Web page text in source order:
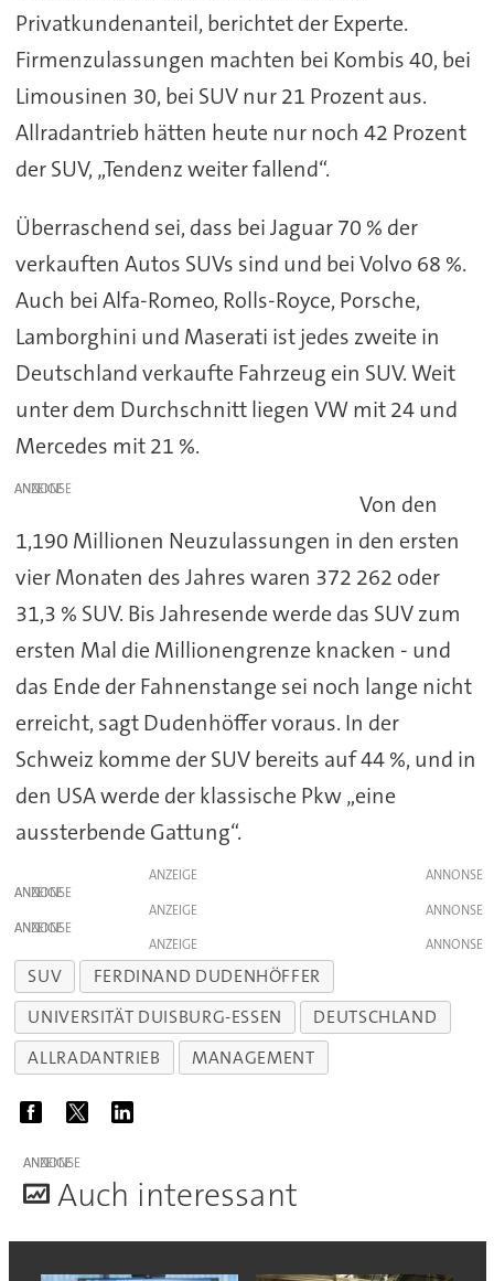
Privatkundenanteil, berichtet der Experte.
Firmenzulassungen machten bei Kombis 40, bei
Limousinen 30, bei SUV nur 21 Prozent aus.
Allradantrieb hätten heute nur noch 42 Prozent
der SUV, „Tendenz weiter fallend“.
Überraschend sei, dass bei Jaguar 70 % der
verkauften Autos SUVs sind und bei Volvo 68 %.
Auch bei Alfa-Romeo, Rolls-Royce, Porsche,
Lamborghini und Maserati ist jedes zweite in
Deutschland verkaufte Fahrzeug ein SUV. Weit
unter dem Durchschnitt liegen VW mit 24 und
Mercedes mit 21 %.
ANZEIGE
Von den
1,190 Millionen Neuzulassungen in den ersten
vier Monaten des Jahres waren 372 262 oder
31,3 % SUV. Bis Jahresende werde das SUV zum
ersten Mal die Millionengrenze knacken - und
das Ende der Fahnenstange sei noch lange nicht
erreicht, sagt Dudenhöffer voraus. In der
Schweiz komme der SUV bereits auf 44 %, und in
den USA werde der klassische Pkw „eine
aussterbende Gattung“.
ANZEIGE
ANZEIGE
ANZEIGE
ANZEIGE
ANZEIGE
SUV
FERDINAND DUDENHÖFFER
UNIVERSITÄT DUISBURG-ESSEN
DEUTSCHLAND
ALLRADANTRIEB
MANAGEMENT
ANZEIGE
Auch interessant